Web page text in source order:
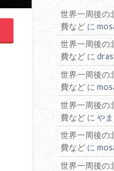
世界一周後
費など に
世界一周後
費など に
世界一周後
費など に
世界一周後
費など にや
世界一周後
費など に
世界一周後